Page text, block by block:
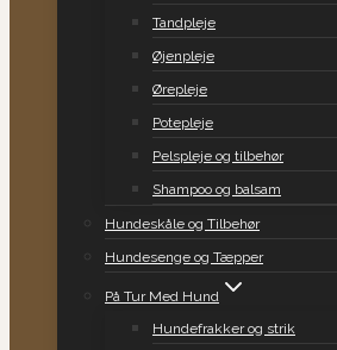
Tandpleje
Øjenpleje
Ørepleje
Potepleje
Pelspleje og tilbehør
Shampoo og balsam
Hundeskåle og Tilbehør
Hundesenge og Tæpper
På Tur Med Hund
Hundefrakker og strik